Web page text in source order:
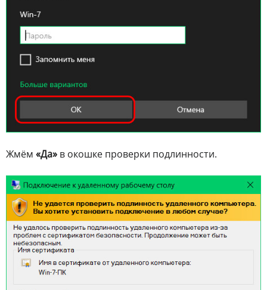
Жмём «Да» в окошке проверки подлинности.